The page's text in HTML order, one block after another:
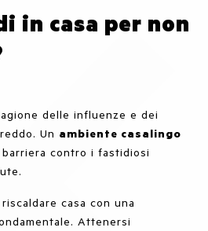
in casa per non
delle influenze e dei
Un ambiente casalingo
barriera contro i fastidiosi
casa con una
Attenersi